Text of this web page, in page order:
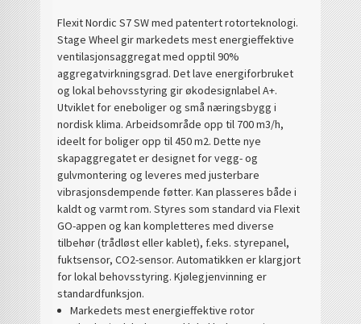
Flexit Nordic S7 SW med patentert rotorteknologi.
Stage Wheel gir markedets mest energieffektive
ventilasjonsaggregat med opptil 90%
aggregatvirkningsgrad. Det lave energiforbruket
og lokal behovsstyring gir økodesignlabel A+.
Utviklet for eneboliger og små næringsbygg i
nordisk klima. Arbeidsområde opp til 700 m3/h,
ideelt for boliger opp til 450 m2. Dette nye
skapaggregatet er designet for vegg- og
gulvmontering og leveres med justerbare
vibrasjonsdempende føtter. Kan plasseres både i
kaldt og varmt rom. Styres som standard via Flexit
GO-appen og kan kompletteres med diverse
tilbehør (trådløst eller kablet), f.eks. styrepanel,
fuktsensor, CO2-sensor. Automatikken er klargjort
for lokal behovsstyring. Kjølegjenvinning er
standardfunksjon.
Markedets mest energieffektive rotor